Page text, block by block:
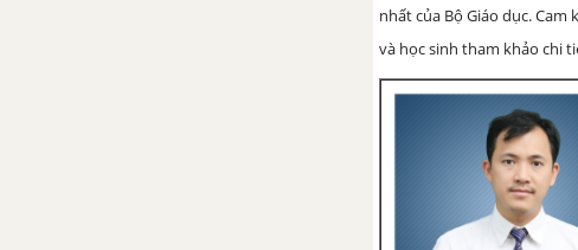
nhất của Bộ Giáo dục.
và học sinh tham khảo chi